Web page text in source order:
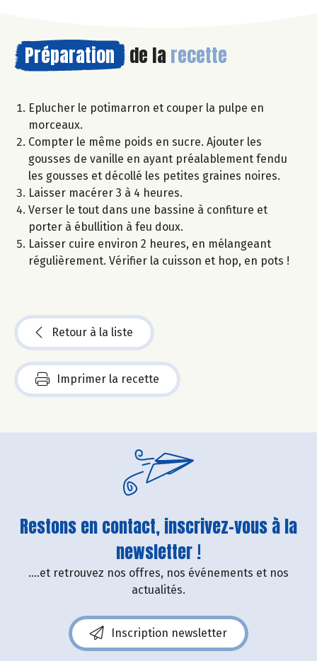
Préparation de la recette
Eplucher le potimarron et couper la pulpe en
morceaux.
Compter le même poids en sucre. Ajouter les
gousses de vanille en ayant préalablement fendu
les gousses et décollé les petites graines noires.
Laisser macérer 3 à 4 heures.
Verser le tout dans une bassine à confiture et
porter à ébullition à feu doux.
Laisser cuire environ 2 heures, en mélangeant
régulièrement. Vérifier la cuisson et hop, en pots !
Retour à la liste
Imprimer la recette
Restons en contact, inscrivez-vous à la
newsletter !
....et retrouvez nos offres, nos événements et nos
actualités.
Inscription newsletter